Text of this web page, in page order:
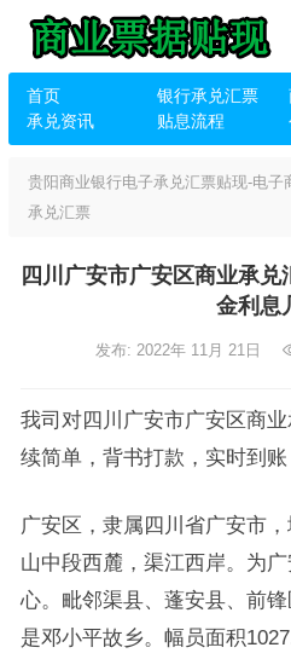
首页 银行承兑汇票
承兑资讯
贴息流程
贵阳商业银行电子承兑汇票贴现-电子
承兑汇票
四川广安市广安区商业承
金利息
发布: 2022年 11月 21日
我司对四川广安市广安区商
续简单，背书打款，实时到账
广安区，隶属四川省广安市
山中段西麓，渠江西岸。为
心。毗邻渠县、蓬安县、前
是邓小平故乡。幅员面积